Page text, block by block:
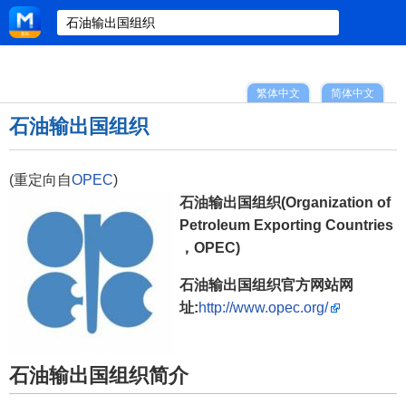
简体中文
繁体中文
石油输出国组织
(重定向自OPEC)
石油输出国组织(Organization of
Petroleum Exporting Countries
，OPEC)
石油输出国组织官方网站网
址:http://www.opec.org/
石油输出国组织简介